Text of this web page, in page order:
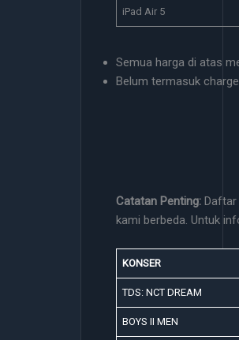
iPad Air 5
Semua harga di atas
Belum termasuk
Catatan Penting: Daftar
kami berbeda. Untuk
KONSER
TDS: NCT DREAM
BOYS II MEN